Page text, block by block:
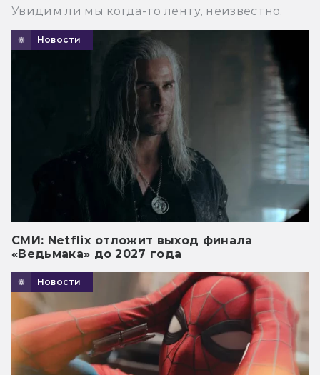
Увидим ли мы когда-то ленту, неизвестно.
Новости
СМИ: Netflix отложит выход финала
«Ведьмака» до 2027 года
Новости